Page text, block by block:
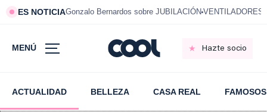
ES NOTICIAGonzalo Bernardos sobre JUBILACIÓN VENTILADORES
MENÚ Hazte socio
ACTUALIDAD BELLEZA CASA REAL FAMOSOS